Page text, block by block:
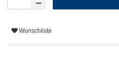
Wunschliste